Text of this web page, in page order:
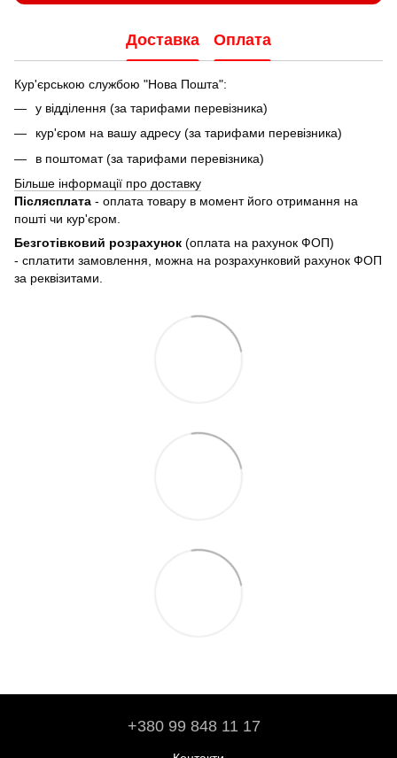
Доставка Оплата
Кур'єрською службою "Нова Пошта":
у відділення (за тарифами перевізника)
кур'єром на вашу адресу (за тарифами перевізника)
в поштомат (за тарифами перевізника)
Більше інформації про доставку
Післясплата - оплата товару в момент його отримання на
пошті чи кур'єром.
Безготівковий розрахунок (оплата на рахунок ФОП)
- сплатити замовлення, можна на розрахунковий рахунок ФОП
за реквізитами.
+380 99 848 11 17